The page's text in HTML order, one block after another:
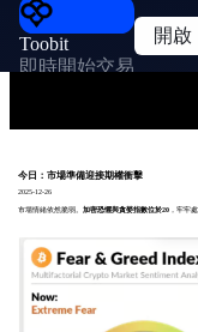
Toobit
即時開始交易
開啟
今日：市場準備迎接期權衝擊
2025-12-26
市場情緒依然脆弱。 加密恐懼與貪婪指數位於20，牢牢處